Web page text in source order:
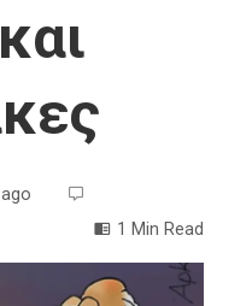
1 Min Read